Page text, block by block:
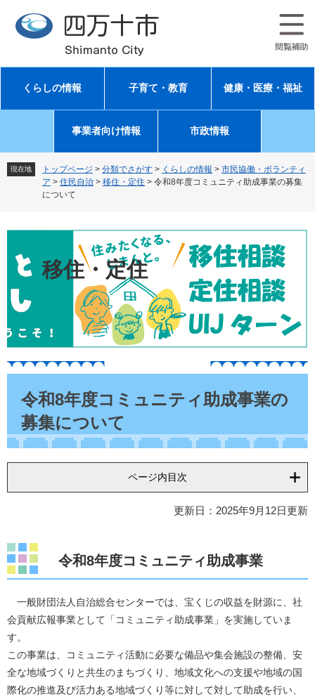
先
す
を
し
文
くらしの情報 子育て・教育 健康・医療・福祉
事業者向け情報 市政情報
現在地 トップページ > 分類でさがす > くらしの情報 > 市民協働・ボランティ
ア > 住民自治 > 移住・定住 > 令和8年度コミュニティ助成事業の募集
について
移住・定住
令和8年度コミュニティ助成事業の
募集について
ページ内目次
更新日：2025年9月12日更新
令和8年度コミュニティ助成事業
一般財団法人自治総合センターでは、宝くじの収益を財源に、社
会貢献広報事業として「コミュニティ助成事業」を実施していま
す。
この事業は、コミュニティ活動に必要な備品や集会施設の整備、安
全な地域づくりと共生のまちづくり、地域文化への支援や地域の国
際化の推進及び活力ある地域づくり等に対して対して助成を行い、